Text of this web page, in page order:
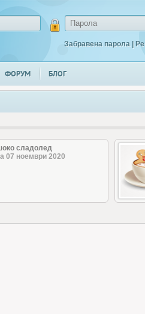
Забравена парола |
ФОРУМ БЛОГ
сладолед
07 ноември 2020